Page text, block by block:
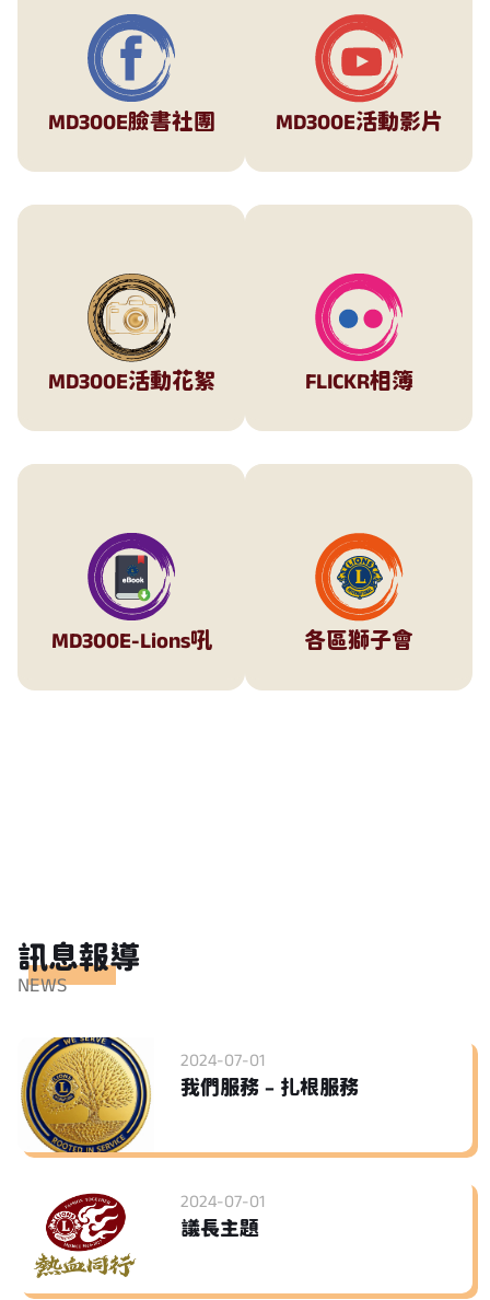
MD300E臉書社團 MD300E活動影片
MD300E活動花絮 FLICKR相簿
MD300E-Lions吼 各區獅子會
訊息報導
NEWS
2024-07-01
我們服務 – 扎根服務
2024-07-01
議長主題